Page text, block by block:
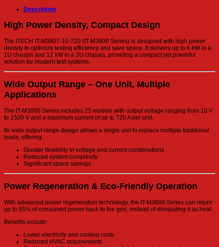
Description
High Power Density, Compact Design
The ITECH IT-M3807-10-720 (IT-M3800 Series) is designed with high power
density to optimize testing efficiency and save space. It delivers up to 6 kW in a
1U chassis and 12 kW in a 2U chassis, providing a compact yet powerful
solution for modern test systems.
Wide Output Range – One Unit, Multiple
Applications
The IT-M3800 Series includes 25 models with output voltage ranging from 10 V
to 1500 V and a maximum current of up to 720 A per unit.
Its wide output range design allows a single unit to replace multiple traditional
loads, offering:
Greater flexibility in voltage and current combinations
Reduced system complexity
Significant space savings
Power Regeneration & Eco-Friendly Operation
With advanced power regeneration technology, the IT-M3800 Series can return
up to 95% of consumed power back to the grid, instead of dissipating it as heat.
Benefits include:
Lower electricity and cooling costs
Reduced HVAC requirements